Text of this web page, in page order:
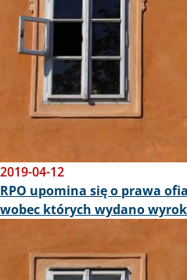
2019-04-12
RPO upomina się o prawa
wobec których wydano